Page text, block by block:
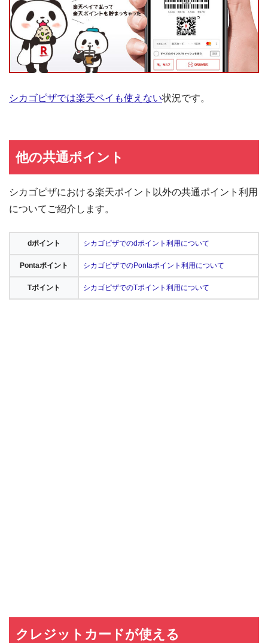
シカゴピザでは楽天ペイも使えない状況です。
他の共通ポイント
シカゴピザにおける楽天ポイント以外の共通ポイント利用
についてご紹介します。
dポイント シカゴピザでのdポイント利用について
Pontaポイント シカゴピザでのPontaポイント利用について
Tポイント シカゴピザでのTポイント利用について
クレジットカードが使える